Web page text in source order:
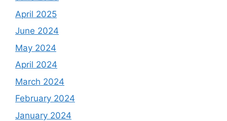
April 2025
June 2024
May 2024
April 2024
March 2024
February 2024
January 2024